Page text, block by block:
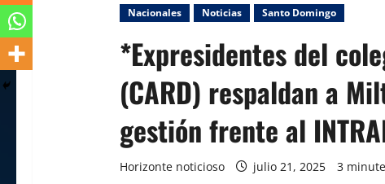
Nacionales Noticias Santo Domingo
*Expresidentes del
(CARD) respaldan a
gestión frente al
Horizonte noticioso julio 21, 2025 3